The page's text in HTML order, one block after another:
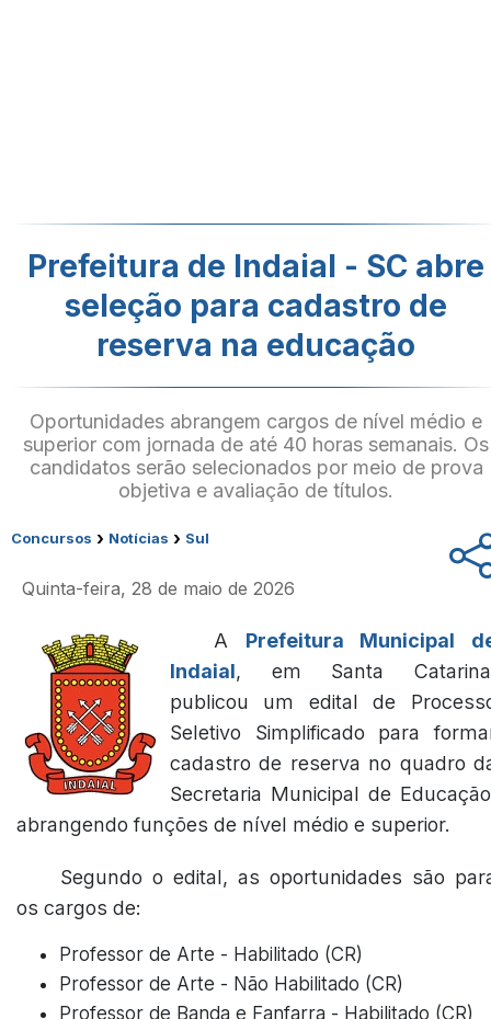
Prefeitura de Indaial - SC abre
seleção para cadastro de
reserva na educação
Oportunidades abrangem cargos de nível médio e
superior com jornada de até 40 horas semanais. Os
candidatos serão selecionados por meio de prova
objetiva e avaliação de títulos.
Concursos › Notícias › Sul
Quinta-feira, 28 de maio de 2026
A Prefeitura Municipal
Indaial, em Santa
publicou um edital de
Seletivo Simplificado para
cadastro de reserva no quadro
Secretaria Municipal de
abrangendo funções de nível médio e superior.
Segundo o edital, as oportunidades são
os cargos de:
Professor de Arte - Habilitado (CR)
Professor de Arte - Não Habilitado (CR)
Professor de Banda e Fanfarra - Habilitado (CR)